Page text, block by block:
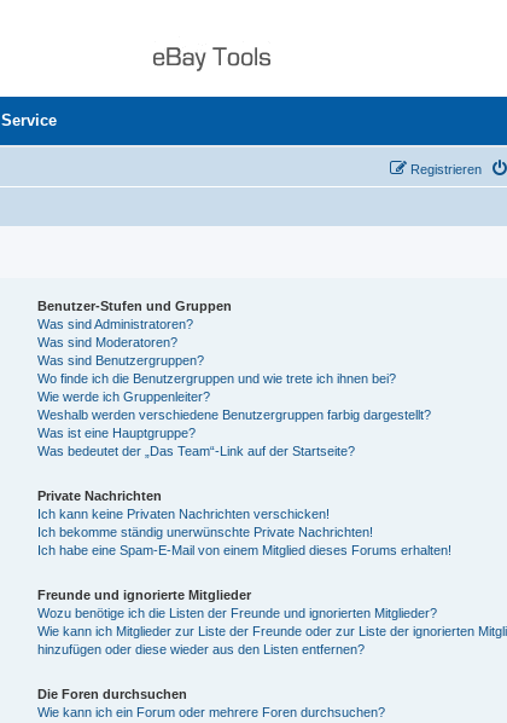
Service
Registrieren
Benutzer-Stufen und Gruppen
Was sind Administratoren?
Was sind Moderatoren?
Was sind Benutzergruppen?
Wo finde ich die Benutzergruppen und wie trete ich ihnen bei?
Wie werde ich Gruppenleiter?
Weshalb werden verschiedene Benutzergruppen farbig dargestellt?
Was ist eine Hauptgruppe?
Was bedeutet der „Das Team“-Link auf der Startseite?
Private Nachrichten
Ich kann keine Privaten Nachrichten verschicken!
Ich bekomme ständig unerwünschte Private Nachrichten!
Ich habe eine Spam-E-Mail von einem Mitglied dieses Forums erhalten!
Freunde und ignorierte Mitglieder
Wozu benötige ich die Listen der Freunde und ignorierten Mitglieder?
Wie kann ich Mitglieder zur Liste der Freunde oder zur Liste der ignorierten
hinzufügen oder diese wieder aus den Listen entfernen?
Die Foren durchsuchen
Wie kann ich ein Forum oder mehrere Foren durchsuchen?